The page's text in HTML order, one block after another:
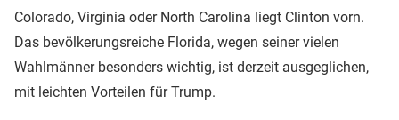
Colorado, Virginia oder North Carolina liegt Clinton vorn.
Das bevölkerungsreiche Florida, wegen seiner vielen
Wahlmänner besonders wichtig, ist derzeit ausgeglichen,
mit leichten Vorteilen für Trump.